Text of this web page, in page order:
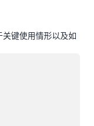
键使用情形以及如